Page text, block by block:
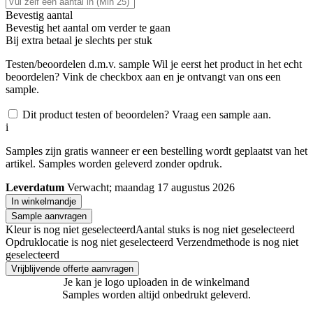
Bevestig aantal
Bevestig het aantal om verder te gaan
Bij extra betaal je slechts per stuk
Testen/beoordelen d.m.v. sample Wil je eerst het product in het echt
beoordelen? Vink de checkbox aan en je ontvangt van ons een
sample.
Dit product testen of beoordelen? Vraag een sample aan.
i
Samples zijn gratis wanneer er een bestelling wordt geplaatst van het
artikel. Samples worden geleverd zonder opdruk.
Leverdatum Verwacht; maandag 17 augustus 2026
In winkelmandje
Sample aanvragen
Kleur is nog niet geselecteerdAantal stuks is nog niet geselecteerd
Opdruklocatie is nog niet geselecteerd Verzendmethode is nog niet
geselecteerd
Vrijblijvende offerte aanvragen
Je kan je logo uploaden in de winkelmand
Samples worden altijd onbedrukt geleverd.